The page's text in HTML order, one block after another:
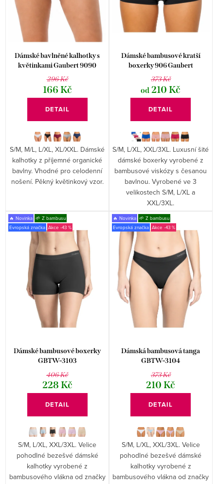
o
k
d
Dámské bavlněné kalhotky s
květinkami Gaubert 9090
296 Kč
166 Kč
DETAIL
S/M, M/L, L/XL, XL/XXL. Dámské
kalhotky z příjemné organické
bavlny. Vhodné pro celodenní
nošení. Pěkný květinkový vzor.
Dámské bambusové kratší
boxerky 906 Gaubert
373 Kč
od 210 Kč
DETAIL
S/M, L/XL, XXL/3XL. Luxusní šité
dámské boxerky vyrobené z
bambusové viskózy s česanou
bavlnou. Vyrobené ve 3
velikostech S/M, L/XL a
XXL/3XL.
🔥 Novinka 🌱 Z bambusu
Evropská značka
-43 %
Dámské bambusové boxerky
GBTW-3103
406 Kč
228 Kč
DETAIL
S/M, L/XL, XXL/3XL. Velice
pohodlné bezešvé dámské
kalhotky vyrobené z
bambusového vlákna od značky
🔥 Novinka 🌱 Z bambusu
Evropská značka
-43 %
Dámská bambusová tanga
GBTW-3104
373 Kč
210 Kč
DETAIL
S/M, L/XL, XXL/3XL. Velice
pohodlné bezešvé dámské
kalhotky vyrobené z
bambusového vlákna od značky